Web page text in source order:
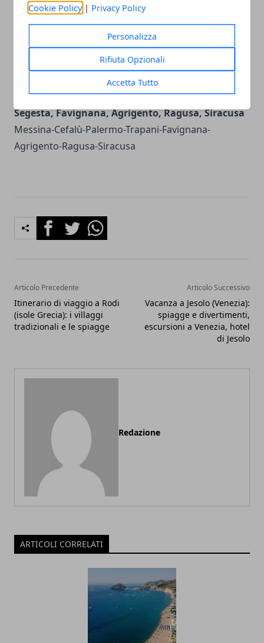
Cookie Policy | Privacy Policy
Personalizza
Rifiuta Opzionali
Accetta Tutto
cui prendere spunto (cliccare sui link qui sotto):
Viaggio in Sicilia: da Palermo a Cefalù, Monti
Nebrodi, Taormina, Acireale, l' Etna, Ragusa,
Siracusa, Agrigento Palermo-Cefalù-Taormina-
Acireale-Etna-Ragusa-Siracusa-Agrigento
Sicilia: Messina, Cefalù, Palermo, Trapani,
Segesta, Favignana, Agrigento, Ragusa, Siracusa
Messina-Cefalù-Palermo-Trapani-Favignana-
Agrigento-Ragusa-Siracusa
FacebookTwitterWhatsapp
Articolo Precedente
Itinerario di viaggio a Rodi
(isole Grecia): i villaggi
tradizionali e le spiagge
Articolo Successivo
Vacanza a Jesolo (Venezia):
spiagge e divertimenti,
escursioni a Venezia, hotel
di Jesolo
Redazione
ARTICOLI CORRELATI